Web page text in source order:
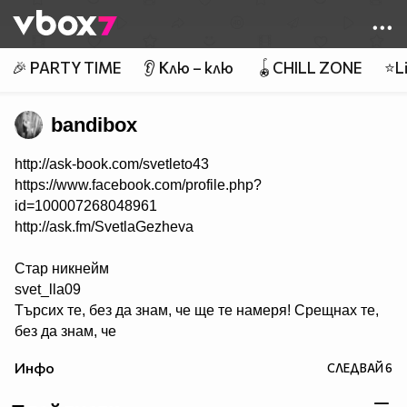
👾
🎉 PARTY TIME 👂 Клю – клю 🪀CHILL ZONE
bandibox
http://ask-book.com/svetleto43
https://www.facebook.com/profile.php?
id=100007268048961
http://ask.fm/SvetlaGezheva
Стар никнейм
svet_lla09
Търсих те, без да знам, че ще те намеря! Срещнах те,
без да знам, че
Влюбих се, без да знам, че така ще боли! Промених се,
Инфо СЛЕДВАЙ6